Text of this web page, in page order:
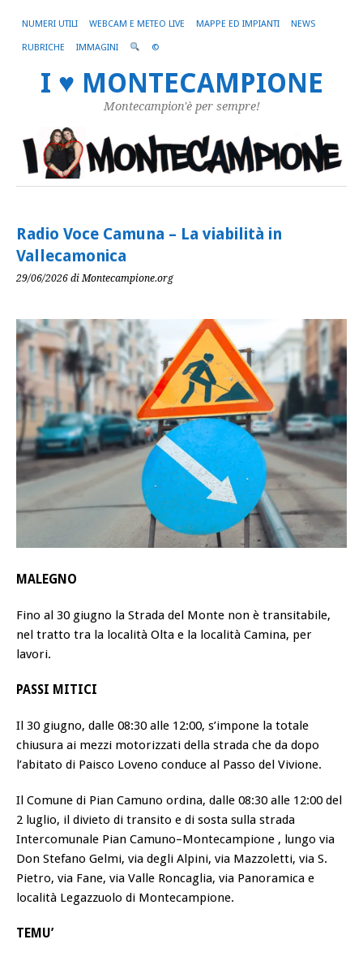
NUMERI UTILI WEBCAM E METEO LIVE MAPPE ED IMPIANTI NEWS
RUBRICHE IMMAGINI ©
I ♥ MONTECAMPIONE
Montecampion'è per sempre!
Radio Voce Camuna – La viabilità in
Vallecamonica
29/06/2026 di Montecampione.org
MALEGNO
Fino al 30 giugno la Strada del Monte non è transitabile,
nel tratto tra la località Olta e la località Camina, per
lavori.
PASSI MITICI
Il 30 giugno, dalle 08:30 alle 12:00, s’impone la totale
chiusura ai mezzi motorizzati della strada che da dopo
l’abitato di Paisco Loveno conduce al Passo del Vivione.
Il Comune di Pian Camuno ordina, dalle 08:30 alle 12:00 del
2 luglio, il divieto di transito e di sosta sulla strada
Intercomunale Pian Camuno–Montecampione , lungo via
Don Stefano Gelmi, via degli Alpini, via Mazzoletti, via S.
Pietro, via Fane, via Valle Roncaglia, via Panoramica e
località Legazzuolo di Montecampione.
TEMU’